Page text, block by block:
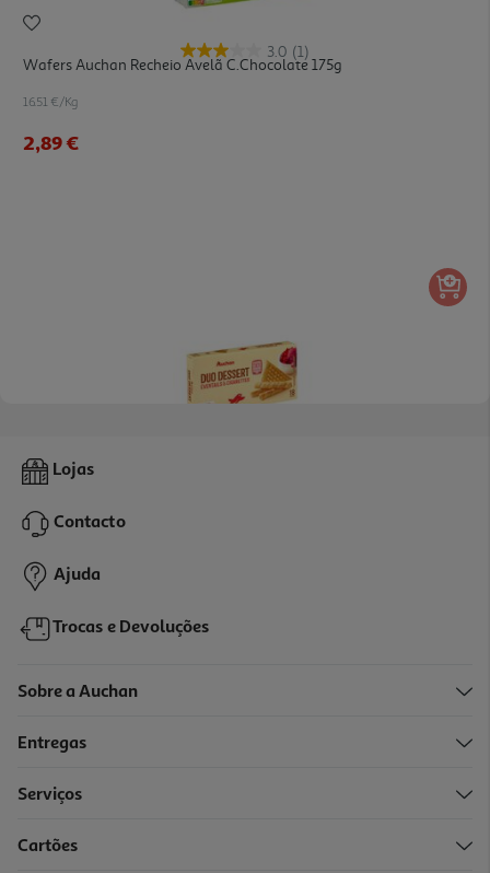
3.0 (1)
Wafers Auchan Recheio Avelã C.chocolate 175g
16.51 €/Kg
2,89 €
Sortido Auchan Bolachas Para Gelados 100g
1,85 €
Lojas
Contacto
Ajuda
Trocas e Devoluções
Sobre a Auchan
Entregas
Serviços
Cartões